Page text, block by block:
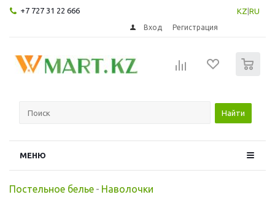
+7 727 31 22 666 KZ RU
Вход Регистрация
Найти
МЕНЮ
Постельное белье - Наволочки